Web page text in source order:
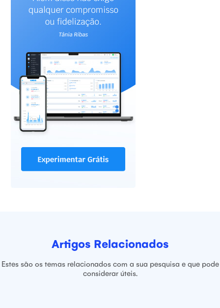
Artigos Relacionados
Estes são os temas relacionados com a sua pesquisa e que pode
considerar úteis.